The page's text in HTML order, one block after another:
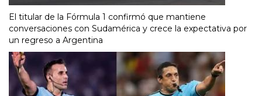
El titular de la Fórmula 1 confirmó que mantiene
conversaciones con Sudamérica y crece la expectativa por
un regreso a Argentina